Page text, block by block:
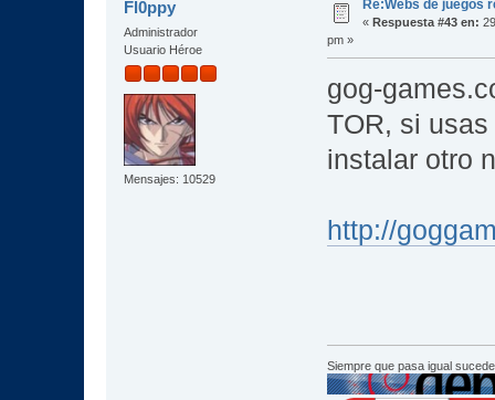
Fl0ppy
Administrador
Usuario Héroe
Mensajes: 10529
Re:Webs de juegos
« Respuesta #43 en:
pm »
gog-
TOR, si
instalar otro
http://
Siempre que pasa igual